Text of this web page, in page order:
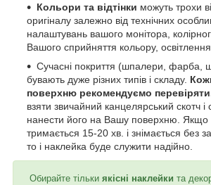
Кольори та відтінки можуть трохи
оригіналу залежно від технічних
налаштувань вашого монітора,
Вашого сприйняття кольору,
Сучасні покриття (шпалери, фарба,
бувають дуже різних типів і складу.
поверхню рекомендуємо
взяти звичайний канцелярський скотч і
нанести його на Вашу поверхню. Якщо
тримається 15-20 хв. і знімається без
то і наклейка буде служити надійно.
Обирайте тільки якісні наклейки та